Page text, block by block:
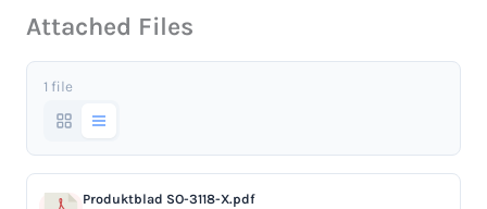
Attached Files
1 file
Produktblad SO-3118-X.pdf